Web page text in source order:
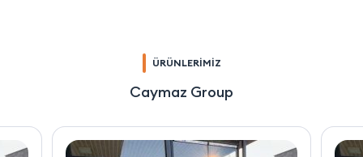
ÜRÜNLERİMİZ
Caymaz Group